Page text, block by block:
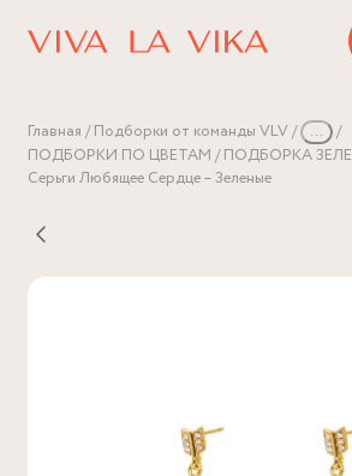
Главная Подборки от команды VLV
...
ПОДБОРКИ ПО ЦВЕТАМ
ПОДБОРКА
Серьги Любящее Сердце – Зеленые